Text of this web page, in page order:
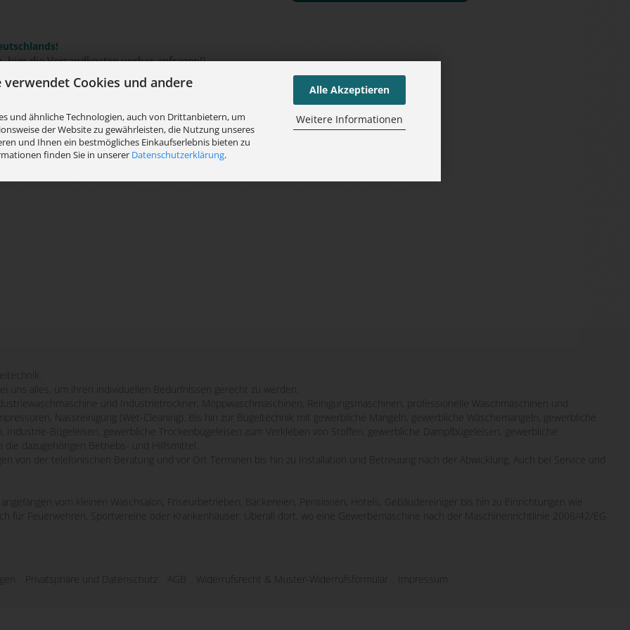
verwendet Cookies und andere
und ähnliche Technologien, auch von Drittanbietern, um
der Website zu gewährleisten, die Nutzung unseres
und Ihnen ein bestmögliches Einkaufserlebnis bieten zu
finden Sie in unserer Datenschutzerklärung.
Alle Akzeptieren
Weitere Informationen
hier die Versandkosten vorher anfragen!)
und Inbetriebnahme an vorhandene Ver- und
sowie die Einweisung Ihrer
Werkskundendienst gegen Berechnung
erfolgen.
uns alles, um ihren individuellen Bedürfnissen gerecht zu werden.
und Industrietrockner, Moppwaschmaschinen, Reinigungsmaschinen, professionelle Waschmaschinen und
Nassreinigung (Wet-Cleaning). Bis hin zur Bügeltechnik mit gewerbliche Mangeln, gewerbliche Wäschemangeln, gewerbliche
Industrie-Bügeleisen, gewerbliche Trockenbügeleisen zum Verkleben von Stoffen, gewerbliche Dampfbügeleisen, gewerbliche
dazugehörigen Betriebs- und Hilfsmittel.
von der telefonischen Beratung und vor Ort Terminen bis hin zu Installation und Betreuung nach der Abwicklung. Auch bei Service und
vom kleinen Waschsalon, Friseurbetrieben, Bäckereien, Pensionen, Hotels, Gebäudereiniger bis hin zu Einrichtungen wie
für Feuerwehren, Sportvereine oder Krankenhäuser. Überall dort, wo eine Gewerbemaschine nach der Maschinenrichtlinie 2006/42/EG
Privatsphäre und Datenschutz AGB Widerrufsrecht & Muster-Widerrufsformular Impressum